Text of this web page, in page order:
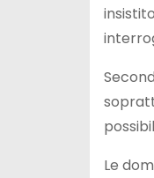
Le